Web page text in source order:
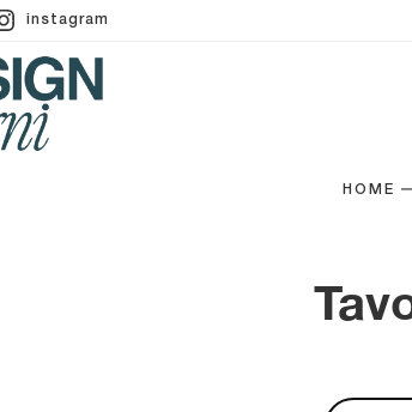
instagram
HOME